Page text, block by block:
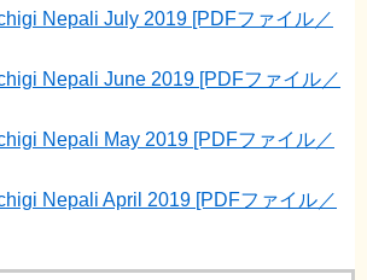
Nepali July 2019 [PDFファイル／
Nepali June 2019 [PDFファイル／
Nepali May 2019 [PDFファイル／
Nepali April 2019 [PDFファイル／